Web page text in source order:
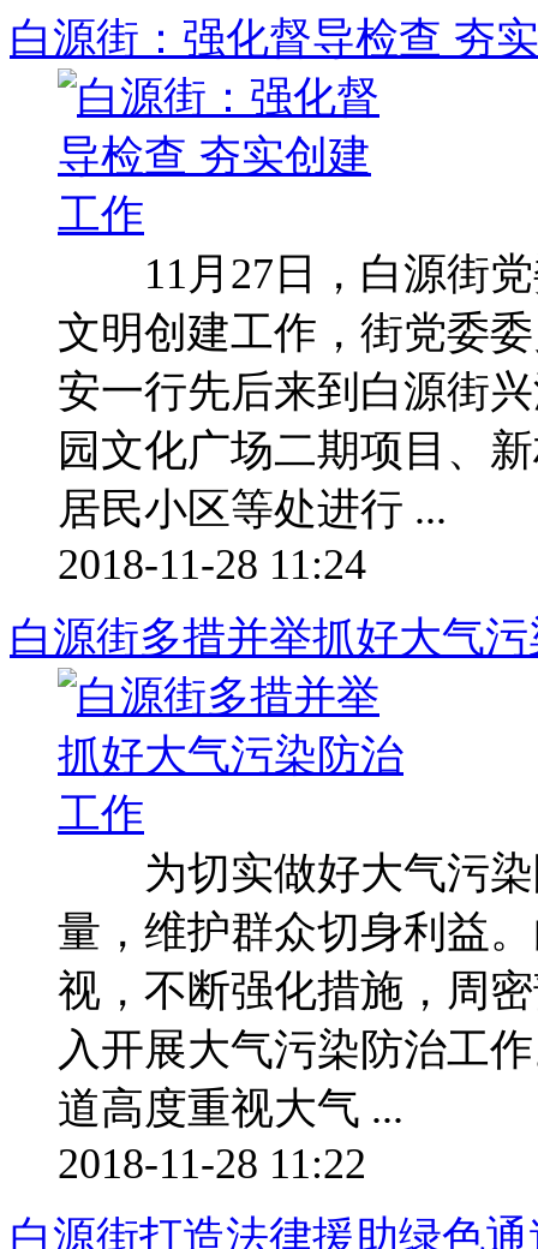
白源街：强化督导检查 夯
11月27日，白源街党
文明创建工作，街党
安一行先后来到白源街
园文化广场二期项目、
居民小区等处进行 ...
2018-11-28 11:24
白源街多措并举抓好大气
为切实做好大气污染
量，维护群众切身利益
视，不断强化措施，周
入开展大气污染防治
道高度重视大气 ...
2018-11-28 11:22
白源街打造法律援助绿色